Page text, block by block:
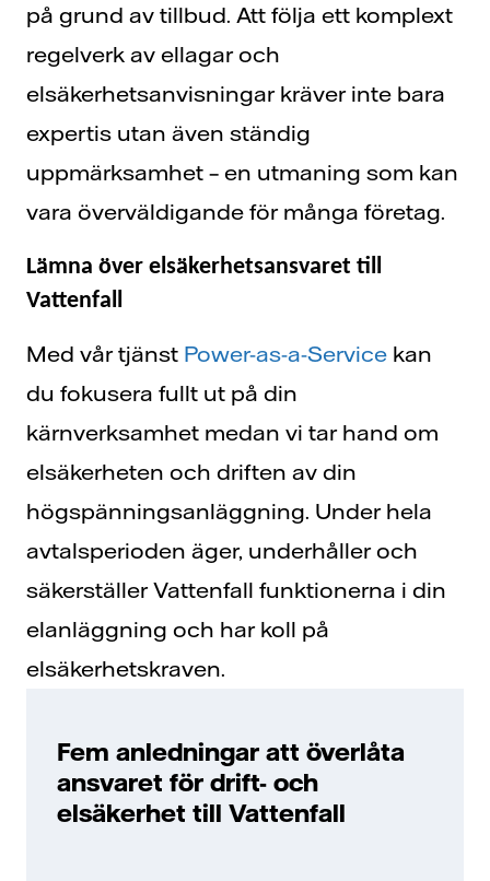
på grund av tillbud. Att följa ett komplext
regelverk av ellagar och
elsäkerhetsanvisningar kräver inte bara
expertis utan även ständig
uppmärksamhet – en utmaning som kan
vara överväldigande för många företag.
Lämna över elsäkerhetsansvaret till
Vattenfall
Med vår tjänst Power-as-a-Service kan
du fokusera fullt ut på din
kärnverksamhet medan vi tar hand om
elsäkerheten och driften av din
högspänningsanläggning. Under hela
avtalsperioden äger, underhåller och
säkerställer Vattenfall funktionerna i din
elanläggning och har koll på
elsäkerhetskraven.
Fem anledningar att överlåta
ansvaret för drift- och
elsäkerhet till Vattenfall